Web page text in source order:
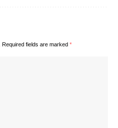
Required fields are marked *